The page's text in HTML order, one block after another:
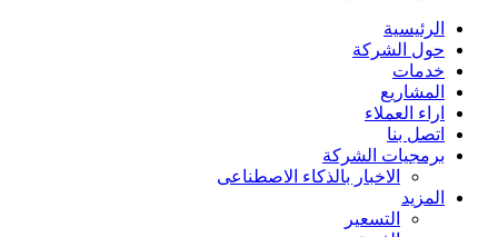
الرئيسية
حول الشركة
خدمات
المشاريع
اراء العملاء
اتصل بنا
برمجيات الشركة
الاخبار بالذكاء الاصطناعى
المزيد
التسعير